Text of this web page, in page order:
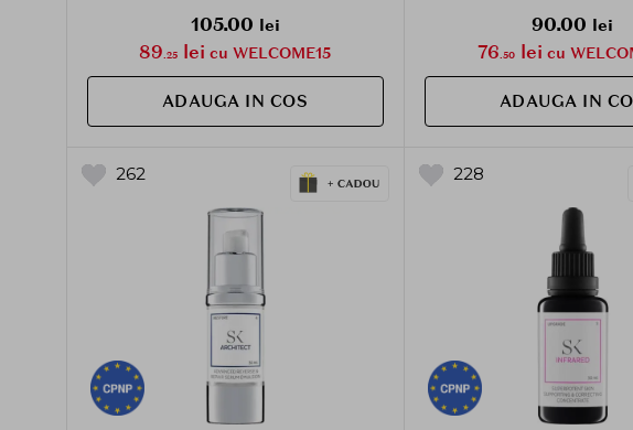
105.00 lei
89.25 lei cu WELCOME15
ADAUGA IN COS
90.00 lei
76.50lei cu
ADAUGA IN
262 228